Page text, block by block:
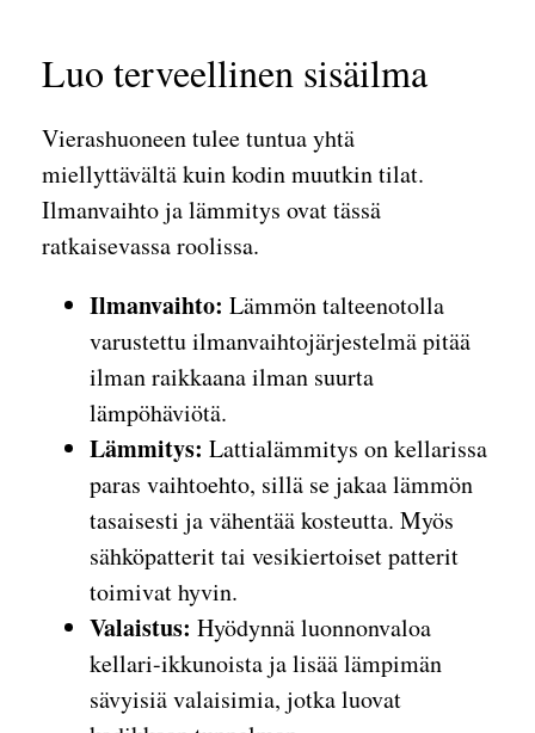
Luo terveellinen sisäilma
Vierashuoneen tulee tuntua yhtä
miellyttävältä kuin kodin muutkin tilat.
Ilmanvaihto ja lämmitys ovat tässä
ratkaisevassa roolissa.
Ilmanvaihto: Lämmön talteenotolla
varustettu ilmanvaihtojärjestelmä pitää
ilman raikkaana ilman suurta
lämpöhäviötä.
Lämmitys: Lattialämmitys on kellarissa
paras vaihtoehto, sillä se jakaa lämmön
tasaisesti ja vähentää kosteutta. Myös
sähköpatterit tai vesikiertoiset patterit
toimivat hyvin.
Valaistus: Hyödynnä luonnonvaloa
kellari-ikkunoista ja lisää lämpimän
sävyisiä valaisimia, jotka luovat